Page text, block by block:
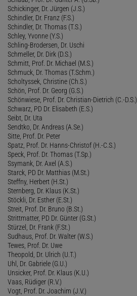
Schickinger, Dr. Jürgen (J.S.)
Schindler, Dr. Franz (F.S.)
Schindler, Dr. Thomas (T.S.)
Schley, Yvonne (Y.S.)
Schling-Brodersen, Dr. Uschi
Schmeller, Dr. Dirk (D.S.)
Schmitt, Prof. Dr. Michael (M.S.)
Schmuck, Dr. Thomas (T.Schm.)
Scholtyssek, Christine (Ch.S.)
Schön, Prof. Dr. Georg (G.S.)
Schönwiese, Prof. Dr. Christian-Dietrich (C.-D.S.)
Schwarz, PD Dr. Elisabeth (E.S.)
Seibt, Dr. Uta
Sendtko, Dr. Andreas (A.Se.)
Sitte, Prof. Dr. Peter
Spatz, Prof. Dr. Hanns-Christof (H.-C.S.)
Speck, Prof. Dr. Thomas (T.Sp.)
Ssymank, Dr. Axel (A.S.)
Starck, PD Dr. Matthias (M.St.)
Steffny, Herbert (H.St.)
Sternberg, Dr. Klaus (K.St.)
Stöckli, Dr. Esther (E.St.)
Streit, Prof. Dr. Bruno (B.St.)
Strittmatter, PD Dr. Günter (G.St.)
Stürzel, Dr. Frank (F.St.)
Sudhaus, Prof. Dr. Walter (W.S.)
Tewes, Prof. Dr. Uwe
Theopold, Dr. Ulrich (U.T.)
Uhl, Dr. Gabriele (G.U.)
Unsicker, Prof. Dr. Klaus (K.U.)
Vaas, Rüdiger (R.V.)
Vogt, Prof. Dr. Joachim (J.V.)